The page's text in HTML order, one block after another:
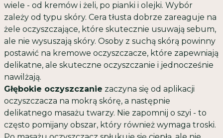
wiele - od kremów i żeli, po pianki i olejki. Wybór
zależy od typu skóry. Cera tłusta dobrze zareaguje na
żele oczyszczające, które skutecznie usuwają sebum,
ale nie wysuszają skóry. Osoby z suchą skórą powinny
postawić na kremowe oczyszczacze, które zapewniają
delikatne, ale skuteczne oczyszczanie i jednocześnie
nawilżają.
Głębokie oczyszczanie zaczyna się od aplikacji
oczyszczacza na mokrą skórę, a następnie
delikatnego masażu twarzy. Nie zapomnij o szyi - to
często pomijany obszar, który również wymaga troski.